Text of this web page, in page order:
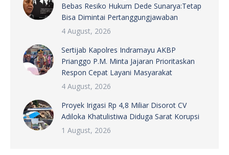
Bebas Resiko Hukum Dede Sunarya:Tetap
Bisa Dimintai Pertanggungjawaban
4 August, 2026
Sertijab Kapolres Indramayu AKBP
Prianggo P.M. Minta Jajaran Prioritaskan
Respon Cepat Layani Masyarakat
4 August, 2026
Proyek Irigasi Rp 4,8 Miliar Disorot CV
Adiloka Khatulistiwa Diduga Sarat Korupsi
1 August, 2026